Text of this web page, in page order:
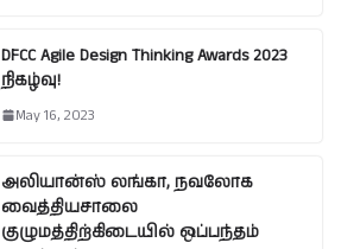
DFCC Agile Design Thinking Awards 2023
நிகழ்வு!
May 16, 2023
அலியான்ஸ் லங்கா, நவலோக
வைத்தியசாலை
குழுமத்திற்கிடையில் ஒப்பந்தம்